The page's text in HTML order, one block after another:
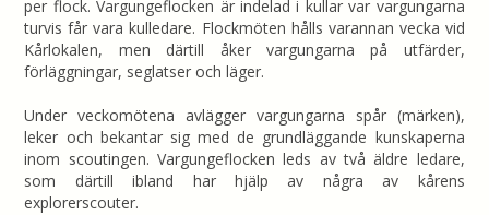
per flock. Vargungeflocken är indelad i kullar var vargungarna
turvis får vara kulledare. Flockmöten hålls varannan vecka vid
Kårlokalen, men därtill åker vargungarna på utfärder,
förläggningar, seglatser och läger.
Under veckomötena avlägger vargungarna spår (märken),
leker och bekantar sig med de grundläggande kunskaperna
inom scoutingen. Vargungeflocken leds av två äldre ledare,
som därtill ibland har hjälp av några av kårens
explorerscouter.